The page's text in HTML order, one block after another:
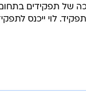
של תפקידים
לוי ייכנס